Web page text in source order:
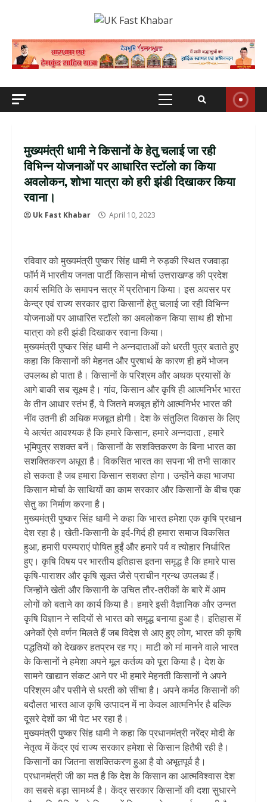
Primary
मुख्यमंत्री धामी ने किसानों के हेतु चलाई जा रही
विभिन्न योजनाओं पर आधारित स्टॉलो का किया
अवलोकन, शोभा यात्रा को हरी झंडी दिखाकर किया
रवाना।
Uk Fast Khabar April 10, 2023
रविवार को मुख्यमंत्री पुष्कर सिंह धामी ने रुड़की स्थित रजवाड़ा
फॉर्म में भारतीय जनता पार्टी किसान मोर्चा उत्तराखण्ड की प्रदेश
कार्य समिति के समापन सत्र में प्रतिभाग किया। इस अवसर पर
केन्द्र एवं राज्य सरकार द्वारा किसानों हेतु चलाई जा रही विभिन्न
योजनाओं पर आधारित स्टॉलो का अवलोकन किया साथ ही शोभा
यात्रा को हरी झंडी दिखाकर रवाना किया।
मुख्यमंत्री पुष्कर सिंह धामी ने अन्नदाताओं को धरती पुत्र बताते हुए
कहा कि किसानों की मेहनत और पुरषार्थ के कारण ही हमें भोजन
उपलब्ध हो पाता है। किसानों के परिश्रम और अथक प्रयासों के
आगे बाकी सब सूक्ष्म है। गांव, किसान और कृषि ही आत्मनिर्भर भारत
के तीन आधार स्तंभ हैं, ये जितने मजबूत होंगे आत्मनिर्भर भारत की
नींव उतनी ही अधिक मजबूत होगी। देश के संतुलित विकास के लिए
ये अत्यंत आवश्यक है कि हमारे किसान, हमारे अन्नदाता , हमारे
भूमिपुत्र सशक्त बनें। किसानों के सशक्तिकरण के बिना भारत का
सशक्तिकरण अधूरा है। विकसित भारत का सपना भी तभी साकार
हो सकता है जब हमारा किसान सशक्त होगा। उन्होंने कहा भाजपा
किसान मोर्चा के साथियों का काम सरकार और किसानों के बीच एक
सेतु का निर्माण करना है।
मुख्यमंत्री पुष्कर सिंह धामी ने कहा कि भारत हमेशा एक कृषि प्रधान
देश रहा है। खेती-किसानी के इर्द-गिर्द ही हमारा समाज विकसित
हुआ, हमारी परम्पराएं पोषित हुईं और हमारे पर्व व त्योहार निर्धारित
हुए। कृषि विषय पर भारतीय इतिहास इतना समृद्ध है कि हमारे पास
कृषि-पाराशर और कृषि सूक्त जैसे प्राचीन ग्रन्थ उपलब्ध हैं।
जिन्होंने खेती और किसानी के उचित तौर-तरीकों के बारे में आम
लोगों को बताने का कार्य किया है। हमारे इसी वैज्ञानिक और उन्नत
कृषि विज्ञान ने सदियों से भारत को समृद्ध बनाया हुआ है। इतिहास में
अनेकों ऐसे वर्णन मिलते हैं जब विदेश से आए हुए लोग, भारत की कृषि
पद्धतियों को देखकर हतप्रभ रह गए। माटी को मां मानने वाले भारत
के किसानों ने हमेशा अपने मूल कर्तव्य को पूरा किया है। देश के
सामने खाद्यान संकट आने पर भी हमारे मेहनती किसानों ने अपने
परिश्रम और पसीने से धरती को सींचा है। अपने कर्मठ किसानों की
बदौलत भारत आज कृषि उत्पादन में ना केवल आत्मनिर्भर है बल्कि
दूसरे देशों का भी पेट भर रहा है।
मुख्यमंत्री पुष्कर सिंह धामी ने कहा कि प्रधानमंत्री नरेंद्र मोदी के
नेतृत्व में केंद्र एवं राज्य सरकार हमेशा से किसान हितैषी रही है।
किसानों का जितना सशक्तिकरण हुआ है वो अभूतपूर्व है।
प्रधानमंत्री जी का मत है कि देश के किसान का आत्मविश्वास देश
का सबसे बड़ा सामर्थ्य है। केंद्र सरकार किसानों की दशा सुधारने